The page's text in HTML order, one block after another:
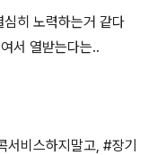
히 노력하는거 같다
서 열받는다는..
비스하지말고, #장기